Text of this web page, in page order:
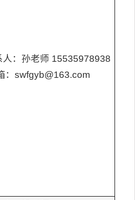
人：孙老师 15535978938
：swfgyb@163.com